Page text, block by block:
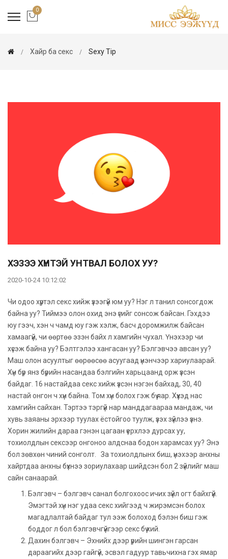
0
Хайр ба секс Sexy Tip
ХЭЗЭЭ ХҮНТЭЙ УНТВАЛ БОЛОХ УУ?
2020-10-24 10:12:02
Чи одоо хүртэл секс хийж үзээгүй юм уу? Нэг л танил сонсогдож
байна уу? Тиймээ олон охид энэ үгийг сонсож байсан. Гэхдээ
юу гээч, хэн ч чамд юу гэж хэлж, басч доромжилж байсан
хамаагүй, чи өөртөө эзэн байх л хамгийн чухал. Үнэхээр чи
хүсэж байна уу? Бэлтгэлээ хангасан уу? Бэлгэвчээ авсан уу?
Маш олон асуултыг өөрөөсөө асуугаад үнэнчээр хариулаарай.
Хүн бүр янз бүрийн насандаа бэлгийн харьцаанд орж үзсэн
байдаг. 16 настайдаа секс хийж үзсэн нэгэн байхад, 30, 40
настай онгон ч хүн байна. Том хүн болох гэж бүү яар. Хүүхэд нас
хамгийн сайхан. Тэртээ тэргүй нар манддагаараа мандаж, чи
хувь заяаны эрхээр туулах ёстойгоо туулж, үзэх зүйлээ үзнэ.
Хорин жилийн дараа гэнэн цагаан үерхлээ дурсах уу,
тохиолдлын сексээр онгоноо алдснаа бодон харамсах уу? Энэ
бол зөвхөн чиний сонголт. За тохиолдлынх биш, үнэхээр анхны
хайртдаа анхны бүхнээ зориулахаар шийдсэн бол 2 зүйлийг маш
сайн санаарай.
Бэлгэвч – бэлгэвч санал болгохоос ичих зүйл огт байхгүй.
Эмэгтэй хүн нэг удаа секс хийгээд ч жирэмсэн болох
магадлалтай байдаг тул ээж болоход бэлэн биш гэж
боддог л бол бэлгэвчгүйгээр секс бүү хий.
Дахин бэлгэвч – Эхнийх дээр үрийн шингэн гарсан
дараагийх дээр гайгүй, эсвэл гадуур тавьчихна гэх ямар